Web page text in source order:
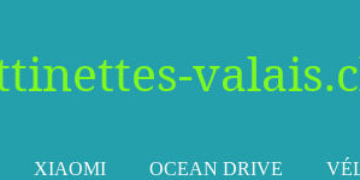
XIAOMI OCEAN DRIVE